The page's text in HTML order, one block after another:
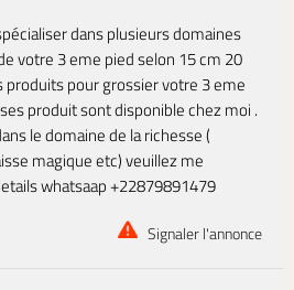
dans plusieurs domaines
votre 3 eme pied selon 15 cm 20
produits pour grossier votre 3 eme
produit sont disponible chez moi .
le domaine de la richesse (
magique etc) veuillez me
whatsaap +22879891479
Signaler l'annonce